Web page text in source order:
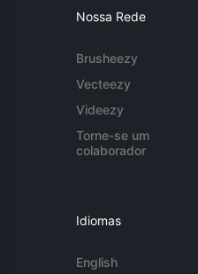
Nossa Rede
Brusheezy
Vecteezy
Videezy
Torne-se um
colaborador
Idiomas
English